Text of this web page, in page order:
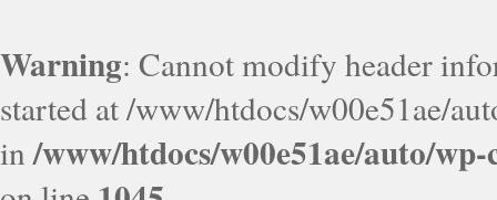
Warning: Cannot modify header
started at /www/htdocs/w00e51ae/
in/www/htdocs/w00e51ae/auto/